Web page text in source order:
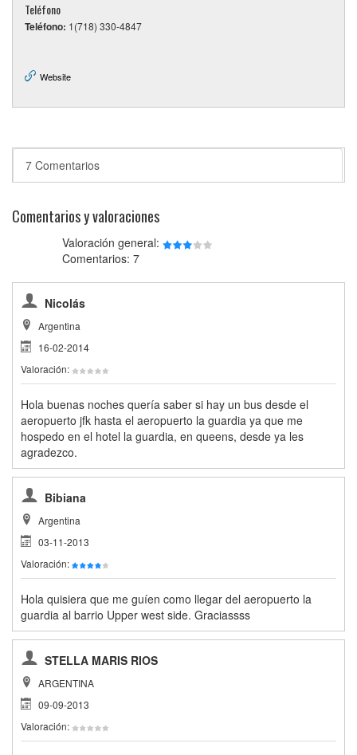
Teléfono
Teléfono: 1(718) 330-4847
Website
7 Comentarios
Comentarios y valoraciones
Valoración general:
Comentarios: 7
Nicolás
Argentina
16-02-2014
Valoración:
Hola buenas noches quería saber si hay un bus desde el
aeropuerto jfk hasta el aeropuerto la guardia ya que me
hospedo en el hotel la guardia, en queens, desde ya les
agradezco.
Bibiana
Argentina
03-11-2013
Valoración:
Hola quisiera que me guíen como llegar del aeropuerto la
guardia al barrio Upper west side. Graciassss
STELLA MARIS RIOS
ARGENTINA
09-09-2013
Valoración: